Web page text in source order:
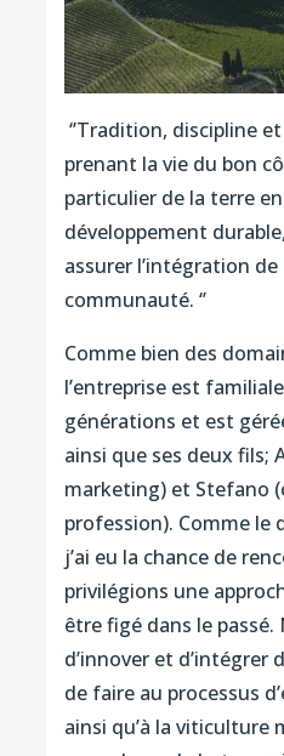
‘’Tradition, discipline
prenant la vie du bon
particulier de la terre
développement
assurer l’intégration de
communauté. ‘’
Comme bien des
l’entreprise est
générations et est
ainsi que ses deux fils;
marketing) et Stefano
profession). Comme le
j’ai eu la chance de
privilégions une
être figé dans le passé.
d’innover et d’intégrer
de faire au processus
ainsi qu’à la viticulture